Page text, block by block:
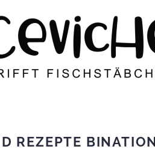
REZEPTE